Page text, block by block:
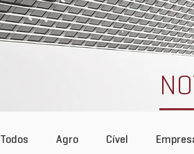
Todos Agro Cível